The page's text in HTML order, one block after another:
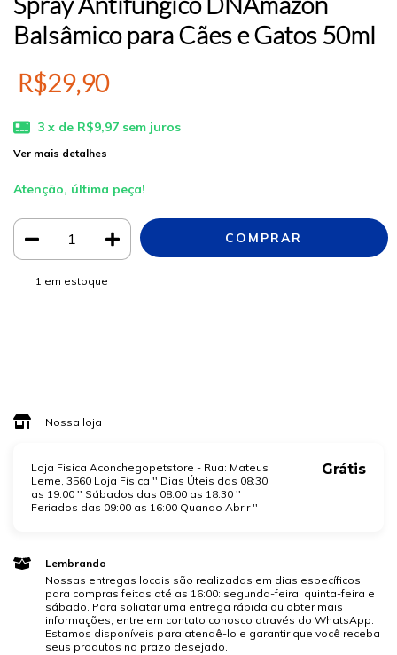
Balsâmico para Cães e Gatos 50ml
R$29,90
3 x de R$9,97 sem juros
Ver mais detalhes
Atenção, última peça!
1 em estoque
Nossa loja
Loja Fisica Aconchegopetstore - Rua: Mateus
Leme, 3560 Loja Física '' Dias Úteis das 08:30
as 19:00 '' Sábados das 08:00 as 18:30 ''
Feriados das 09:00 as 16:00 Quando Abrir ''
Grátis
Lembrando
Nossas entregas locais são realizadas em dias específicos
para compras feitas até as 16:00: segunda-feira, quinta-feira e
sábado. Para solicitar uma entrega rápida ou obter mais
informações, entre em contato conosco através do WhatsApp.
Estamos disponíveis para atendê-lo e garantir que você receba
seus produtos no prazo desejado.